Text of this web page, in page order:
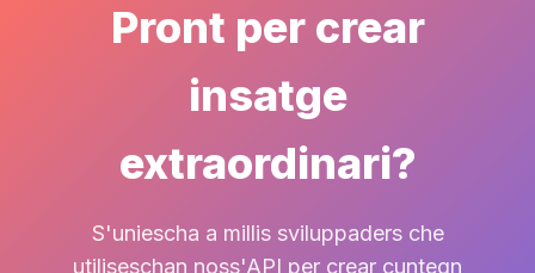
Pront per crear
insatge
extraordinari?
S'uniescha a millis sviluppaders che
utiliseschan noss'API per crear cuntegn